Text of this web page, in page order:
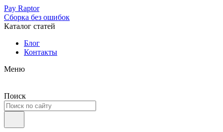
Pay Raptor
Сборка без ошибок
Каталог статей
Блог
Контакты
Меню
Поиск